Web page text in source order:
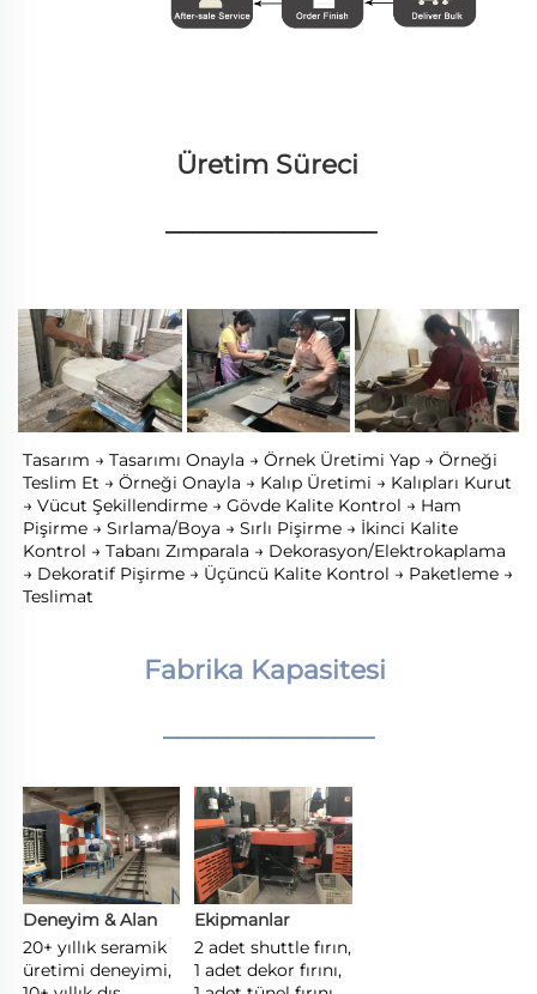
Üretim Süreci
________________
Tasarım → Tasarımı Onayla → Örnek Üretimi Yap → Örneği
Teslim Et → Örneği Onayla → Kalıp Üretimi → Kalıpları Kurut
→ Vücut Şekillendirme → Gövde Kalite Kontrol → Ham
Pişirme → Sırlama/Boya → Sırlı Pişirme → İkinci Kalite
Kontrol → Tabanı Zımparala → Dekorasyon/Elektrokaplama
→ Dekoratif Pişirme → Üçüncü Kalite Kontrol → Paketleme →
Teslimat
Fabrika Kapasitesi
________________
Deneyim & Alan
20+ yıllık seramik
üretimi deneyimi,
Ekipmanlar
2 adet shuttle fırın,
1 adet dekor fırını,